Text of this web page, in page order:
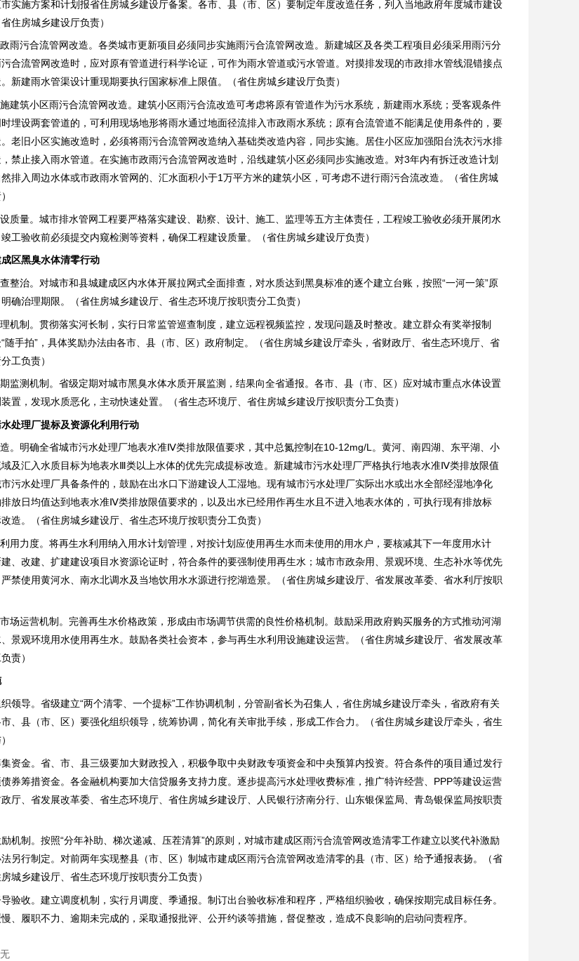
无
实施方案和计划报省住房城乡建设厅备案。各市、县（市、区）要制定年度改造任务，列入当地政府年度城市建设
住房城乡建设厅负责）
雨污合流管网改造。各类城市更新项目必须同步实施雨污合流管网改造。新建城区及各类工程项目必须采用雨污分
合流管网改造时，应对原有管道进行科学论证，可作为雨水管道或污水管道。对摸排发现的市政排水管线混错接点
新建雨水管渠设计重现期要执行国家标准上限值。（省住房城乡建设厅负责）
建筑小区雨污合流管网改造。建筑小区雨污合流改造可考虑将原有管道作为污水系统，新建雨水系统；受客观条件
埋设两套管道的，可利用现场地形将雨水通过地面径流排入市政雨水系统；原有合流管道不能满足使用条件的，要
老旧小区实施改造时，必须将雨污合流管网改造纳入基础类改造内容，同步实施。居住小区应加强阳台洗衣污水排
禁止接入雨水管道。在实施市政雨污合流管网改造时，沿线建筑小区必须同步实施改造。对3年内有拆迁改造计划
排入周边水体或市政雨水管网的、汇水面积小于1万平方米的建筑小区，可考虑不进行雨污合流改造。（省住房城
质量。城市排水管网工程要严格落实建设、勘察、设计、施工、监理等五方主体责任，工程竣工验收必须开展闭水
工验收前必须提交内窥检测等资料，确保工程建设质量。（省住房城乡建设厅负责）
成区黑臭水体清零行动
整治。对城市和县城建成区内水体开展拉网式全面排查，对水质达到黑臭标准的逐个建立台账，按照“一河一策”原
确治理期限。（省住房城乡建设厅、省生态环境厅按职责分工负责）
机制。贯彻落实河长制，实行日常监管巡查制度，建立远程视频监控，发现问题及时整改。建立群众有奖举报制
随手拍”，具体奖励办法由各市、县（市、区）政府制定。（省住房城乡建设厅牵头，省财政厅、省生态环境厅、省
工负责）
监测机制。省级定期对城市黑臭水体水质开展监测，结果向全省通报。各市、县（市、区）应对城市重点水体设置
置，发现水质恶化，主动快速处置。（省生态环境厅、省住房城乡建设厅按职责分工负责）
水处理厂提标及资源化利用行动
。明确全省城市污水处理厂地表水准Ⅳ类排放限值要求，其中总氮控制在10-12mg/L。黄河、南四湖、东平湖、小
及汇入水质目标为地表水Ⅲ类以上水体的优先完成提标改造。新建城市污水处理厂严格执行地表水准Ⅳ类排放限值
污水处理厂具备条件的，鼓励在出水口下游建设人工湿地。现有城市污水处理厂实际出水或出水全部经湿地净化
放日均值达到地表水准Ⅳ类排放限值要求的，以及出水已经用作再生水且不进入地表水体的，可执行现有排放标
造。（省住房城乡建设厅、省生态环境厅按职责分工负责）
用力度。将再生水利用纳入用水计划管理，对按计划应使用再生水而未使用的用水户，要核减其下一年度用水计
、改建、扩建建设项目水资源论证时，符合条件的要强制使用再生水；城市市政杂用、景观环境、生态补水等优先
禁使用黄河水、南水北调水及当地饮用水水源进行挖湖造景。（省住房城乡建设厅、省发展改革委、省水利厅按职
场运营机制。完善再生水价格政策，形成由市场调节供需的良性价格机制。鼓励采用政府购买服务的方式推动河湖
景观环境用水使用再生水。鼓励各类社会资本，参与再生水利用设施建设运营。（省住房城乡建设厅、省发展改革
责）
织领导。省级建立“两个清零、一个提标”工作协调机制，分管副省长为召集人，省住房城乡建设厅牵头，省政府有关
、县（市、区）要强化组织领导，统筹协调，简化有关审批手续，形成工作合力。（省住房城乡建设厅牵头，省生
集资金。省、市、县三级要加大财政投入，积极争取中央财政专项资金和中央预算内投资。符合条件的项目通过发行
券筹措资金。各金融机构要加大信贷服务支持力度。逐步提高污水处理收费标准，推广特许经营、 PPP等建设运营
厅、省发展改革委、省生态环境厅、省住房城乡建设厅、人民银行济南分行、山东银保监局、青岛银保监局按职责
励机制。按照“分年补助、梯次递减、压茬清算”的原则，对城市建成区雨污合流管网改造清零工作建立以奖代补激励
另行制定。对前两年实现整县（市、区）制城市建成区雨污合流管网改造清零的县（市、区）给予通报表扬。（省
城乡建设厅、省生态环境厅按职责分工负责）
导验收。建立调度机制，实行月调度、季通报。制订出台验收标准和程序，严格组织验收，确保按期完成目标任务。
、履职不力、逾期未完成的，采取通报批评、公开约谈等措施，督促整改，造成不良影响的启动问责程序。